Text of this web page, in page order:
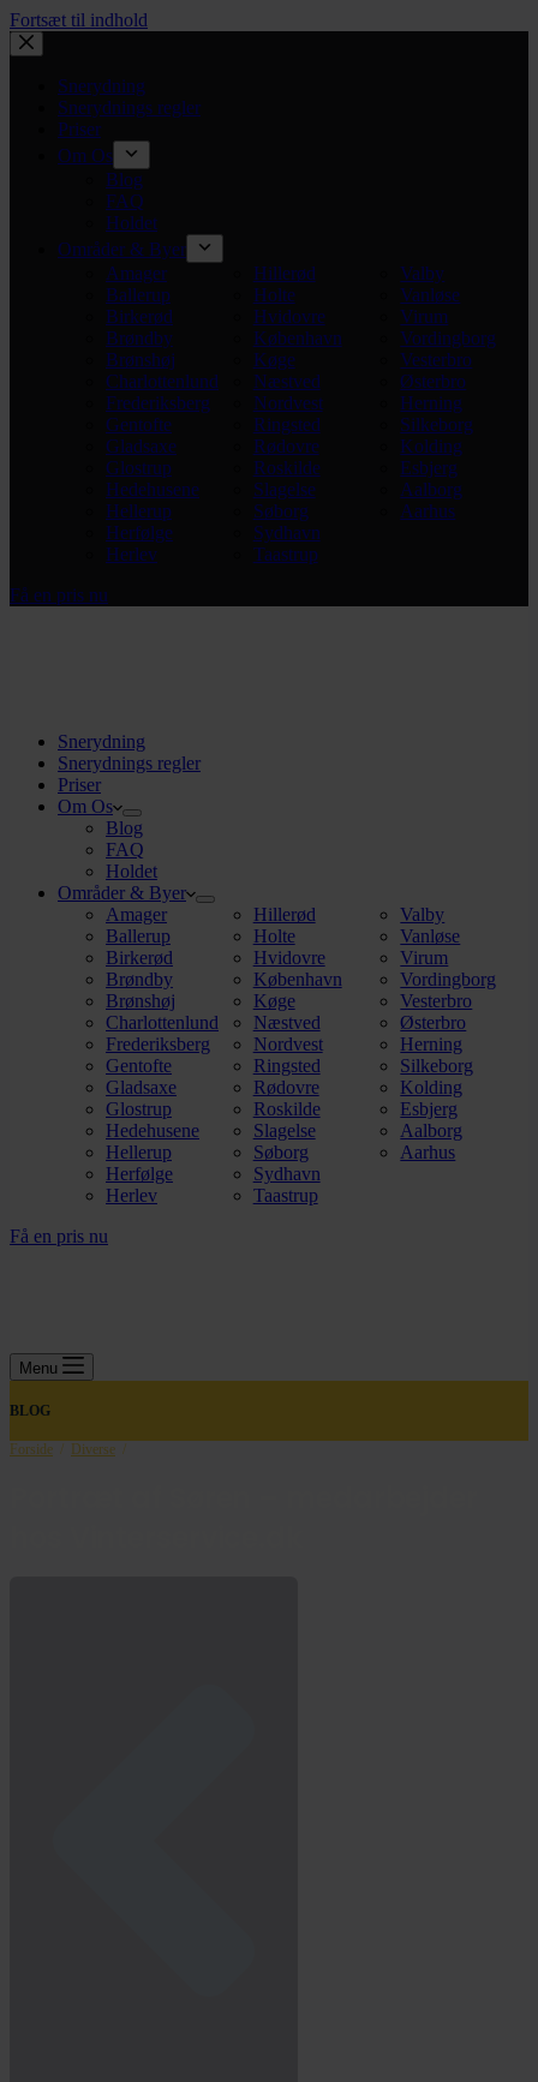
Fortsæt til indhold
Snerydning
Snerydnings regler
Priser
Om Os
Blog
FAQ
Holdet
Områder & Byer
Amager
Ballerup
Birkerød
Brøndby
Brønshøj
Charlottenlund
Frederiksberg
Gentofte
Gladsaxe
Glostrup
Hedehusene
Hellerup
Herfølge
Herlev
Hillerød
Holte
Hvidovre
København
Køge
Næstved
Nordvest
Ringsted
Rødovre
Roskilde
Slagelse
Søborg
Sydhavn
Taastrup
Valby
Vanløse
Virum
Vordingborg
Vesterbro
Østerbro
Herning
Silkeborg
Kolding
Esbjerg
Aalborg
Aarhus
Få en pris nu
Snerydning
Snerydnings regler
Priser
Om Os
Blog
FAQ
Holdet
Områder & Byer
Amager
Ballerup
Birkerød
Brøndby
Brønshøj
Charlottenlund
Frederiksberg
Gentofte
Gladsaxe
Glostrup
Hedehusene
Hellerup
Herfølge
Herlev
Hillerød
Holte
Hvidovre
København
Køge
Næstved
Nordvest
Ringsted
Rødovre
Roskilde
Slagelse
Søborg
Sydhavn
Taastrup
Valby
Vanløse
Virum
Vordingborg
Vesterbro
Østerbro
Herning
Silkeborg
Kolding
Esbjerg
Aalborg
Aarhus
Få en pris nu
Menu
BLOG
Forside / Diverse /